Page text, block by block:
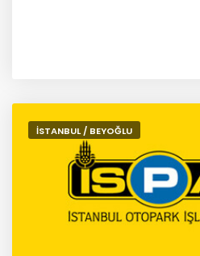
İSTANBUL / BEYOĞLU